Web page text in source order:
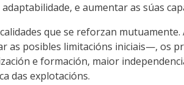
e aumentar as súas
que se reforzan
as posibles limitacións iniciais—, os
e formación, maior
das explotacións.